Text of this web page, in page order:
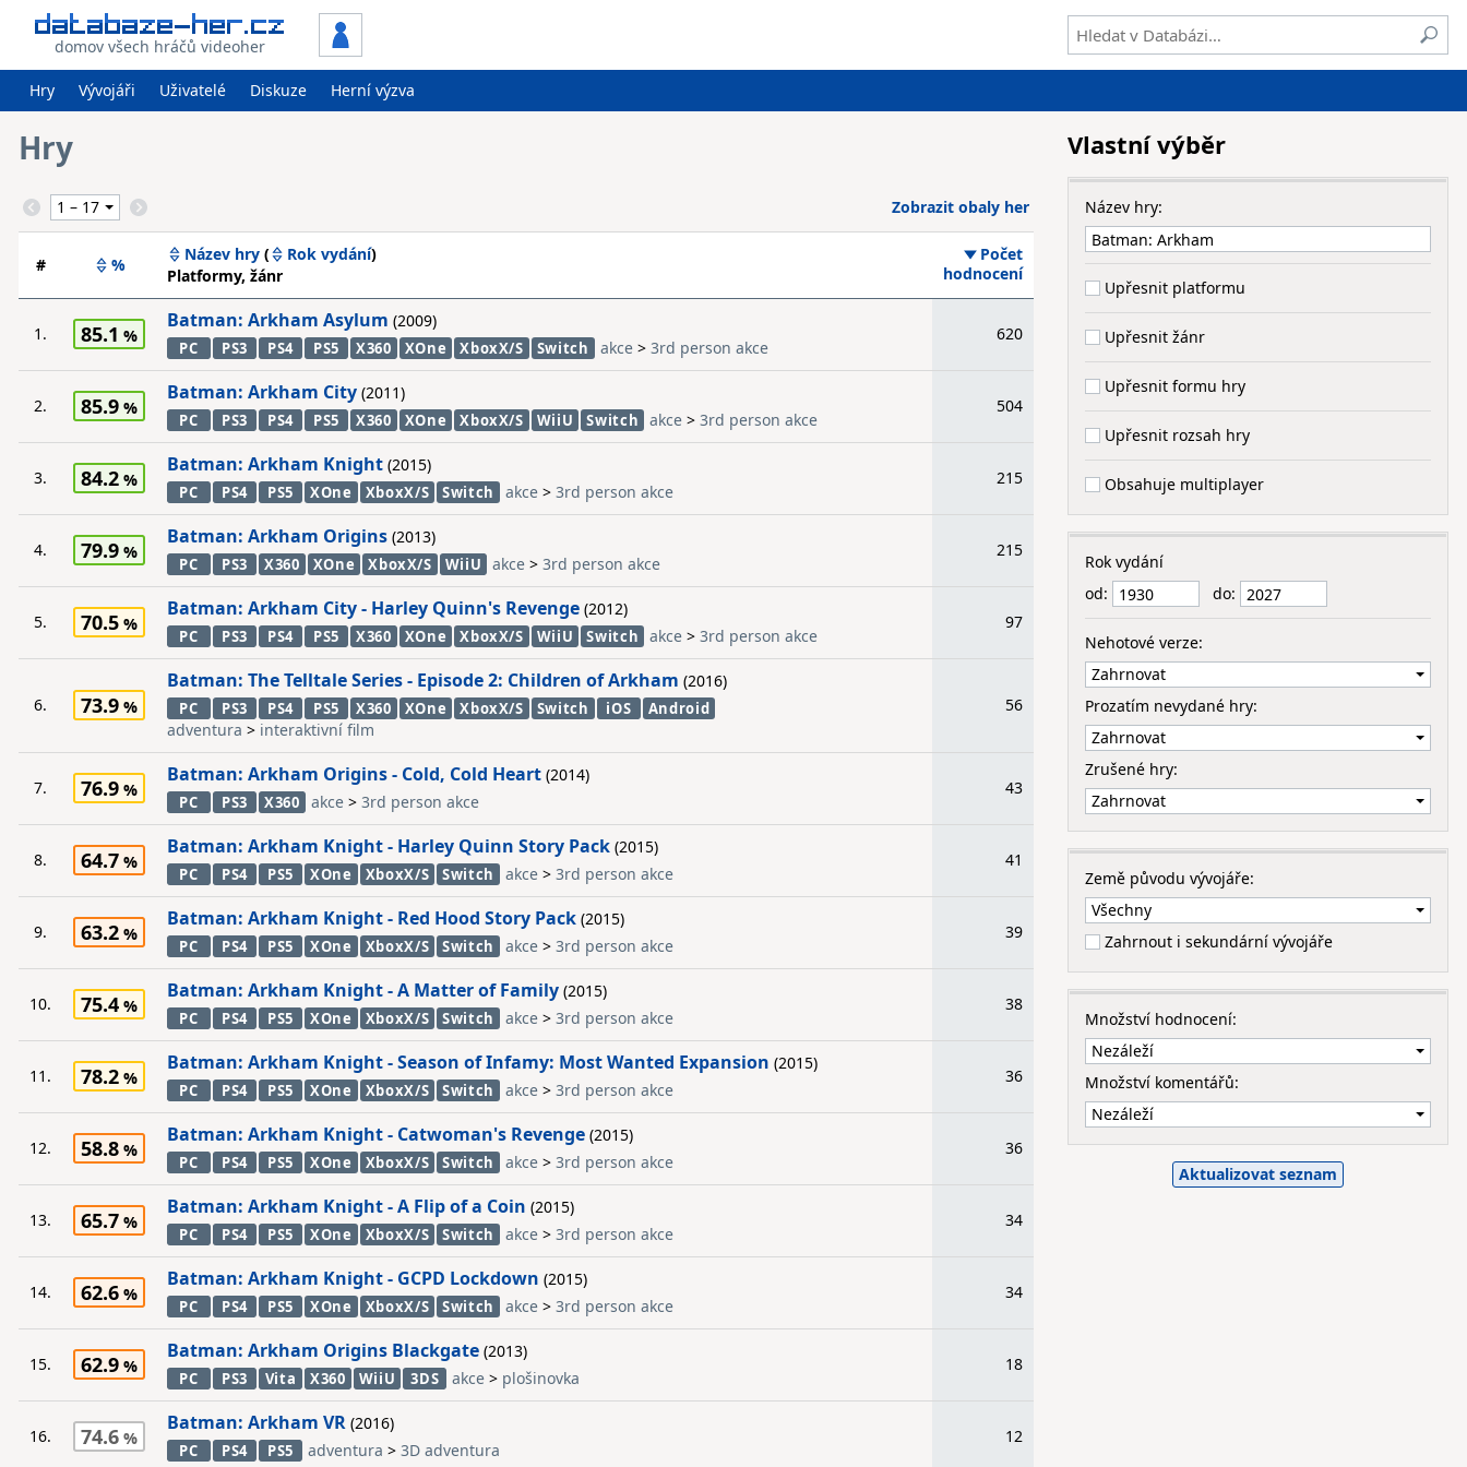
domov všech hráčů videoher
Hry Vývojáři Uživatelé Diskuze Herní výzva
Hry
Zobrazit obaly her
# %
Název hry ( Rok vydání)
Platformy, žánr
Počet
hodnocení
1. 85.1
Batman: Arkham Asylum (2009)
PC PS3 PS4 PS5 X360 XOne XboxX/S Switch akce> 3rd person akce
620
2. 85.9
Batman: Arkham City (2011)
PC PS3 PS4 PS5 X360 XOne XboxX/S WiiU Switch akce >3rd person akce
504
3. 84.2
Batman: Arkham Knight (2015)
PC PS4 PS5 XOne XboxX/S Switch akce >3rd person akce
215
4. 79.9
Batman: Arkham Origins (2013)
PC PS3 X360 XOne XboxX/S WiiU akce >3rd person akce
215
5. 70.5
Batman: Arkham City - Harley Quinn's Revenge (2012)
PC PS3 PS4 PS5 X360 XOne XboxX/S WiiU Switch akce >3rd person akce
97
6. 73.9
Batman: The Telltale Series - Episode 2: Children of Arkham (2016)
PC PS3 PS4 PS5 X360 XOne XboxX/S Switch iOS Android
adventura > interaktivní film
56
7. 76.9
Batman: Arkham Origins - Cold, Cold Heart (2014)
PC PS3 X360 akce> 3rd person akce
43
8. 64.7
Batman: Arkham Knight - Harley Quinn Story Pack (2015)
PC PS4 PS5 XOne XboxX/S Switch akce >3rd person akce
41
9. 63.2
Batman: Arkham Knight - Red Hood Story Pack (2015)
PC PS4 PS5 XOne XboxX/S Switch akce >3rd person akce
39
10. 75.4
Batman: Arkham Knight - A Matter of Family (2015)
PC PS4 PS5 XOne XboxX/S Switch akce >3rd person akce
38
11. 78.2
Batman: Arkham Knight - Season of Infamy: Most Wanted Expansion (2015)
PC PS4 PS5 XOne XboxX/S Switch akce >3rd person akce
36
12. 58.8
Batman: Arkham Knight - Catwoman's Revenge (2015)
PC PS4 PS5 XOne XboxX/S Switch akce >3rd person akce
36
13. 65.7
Batman: Arkham Knight - A Flip of a Coin (2015)
PC PS4 PS5 XOne XboxX/S Switch akce >3rd person akce
34
14. 62.6
Batman: Arkham Knight - GCPD Lockdown (2015)
PC PS4 PS5 XOne XboxX/S Switch akce >3rd person akce
34
15. 62.9
Batman: Arkham Origins Blackgate (2013)
PC PS3 Vita X360 WiiU 3DS akce > plošinovka
18
16. 74.6
Batman: Arkham VR (2016)
PC PS4 PS5 adventura > 3D adventura
12
Vlastní výběr
Název hry:
Upřesnit platformu
Upřesnit žánr
Upřesnit formu hry
Upřesnit rozsah hry
Obsahuje multiplayer
Rok vydání
od:
do:
Nehotové verze:
Prozatím nevydané hry:
Zrušené hry:
Země původu vývojáře:
Zahrnout i sekundární vývojáře
Množství hodnocení:
Množství komentářů: